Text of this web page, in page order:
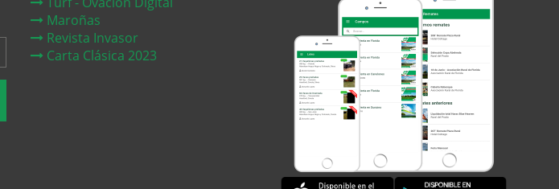
Maroñas
Revista Invasor
Carta Clásica 2023